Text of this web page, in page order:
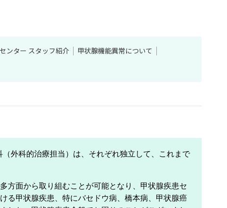
ンター スタッフ紹介
甲状腺機能異常について
外科的治療担当）は、それぞれ独立して、これまで
方面から取り組むことが可能となり、甲状腺疾患セ
る甲状腺疾患、特にバセドウ病、橋本病、甲状腺癌